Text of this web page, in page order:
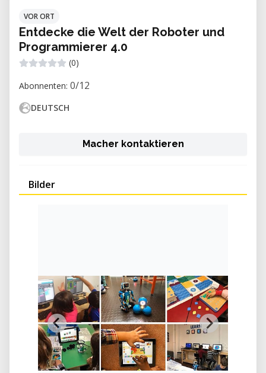
VOR ORT
Entdecke die Welt der Roboter und
Programmierer 4.0
(0)
Abonnenten: 0/12
DEUTSCH
Macher kontaktieren
Bilder